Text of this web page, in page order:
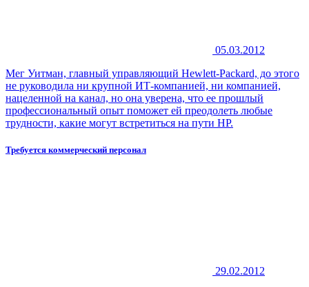
05.03.2012
Мег Уитман, главный управляющий Hewlett-Packard, до этого
не руководила ни крупной ИТ-компанией, ни компанией,
нацеленной на канал, но она уверена, что ее прошлый
профессиональный опыт поможет ей преодолеть любые
трудности, какие могут встретиться на пути HP.
Требуется коммерческий персонал
29.02.2012